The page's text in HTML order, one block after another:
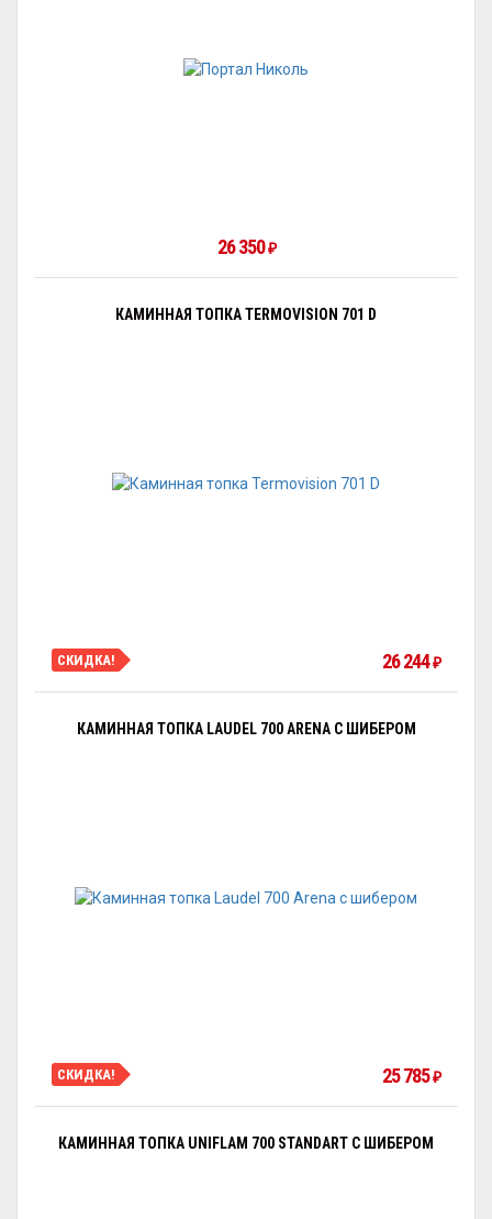
26 350 ₽
КАМИННАЯ ТОПКА TERMOVISION 701 D
СКИДКА! 26 244 ₽
КАМИННАЯ ТОПКА LAUDEL 700 ARENA С ШИБЕРОМ
СКИДКА! 25 785 ₽
КАМИННАЯ ТОПКА UNIFLAM 700 STANDART С ШИБЕРОМ